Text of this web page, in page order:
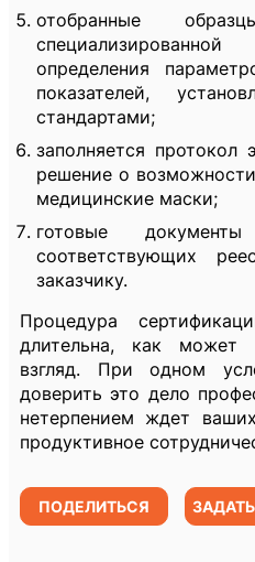
отобранные
определения
показателей,
стандартами;
заполняется протокол
решение о
медицинские маски;
готовые
соответствующих
заказчику.
Процедура
длительна, как может
взгляд. При одном
доверить это дело
нетерпением ждет
продуктивное
ПОДЕЛИТЬСЯ